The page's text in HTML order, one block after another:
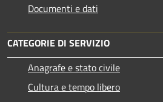
Documenti e dati
CATEGORIE DI SERVIZIO
Anagrafe e stato civile
Cultura e tempo libero